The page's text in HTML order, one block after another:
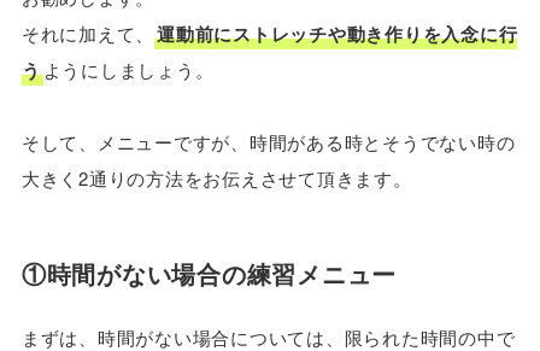
それに加えて、運動前にストレッチや動き作りを入念に行
うようにしましょう。
そして、メニューですが、時間がある時とそうでない時の
大きく2通りの方法をお伝えさせて頂きます。
①時間がない場合の練習メニュー
まずは、時間がない場合については、限られた時間の中で